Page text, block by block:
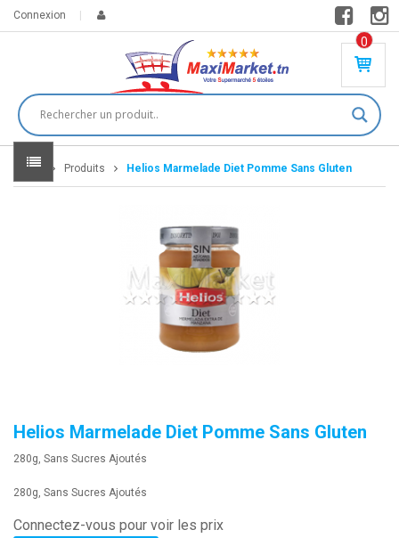
Connexion
0
PR
DU
IT(
S)
Home Produits Helios Marmelade Diet Pomme Sans Gluten
Helios Marmelade Diet Pomme Sans Gluten
280g, Sans Sucres Ajoutés
280g, Sans Sucres Ajoutés
Connectez-vous pour voir les prix